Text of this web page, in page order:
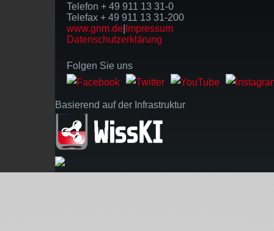
Telefon + 49 911 13 31-0
Telefax + 49 911 13 31-200
www.gnm.de Impressum
Datenschutzerklärung
Folgen Sie uns
Basierend auf der Infrastruktur